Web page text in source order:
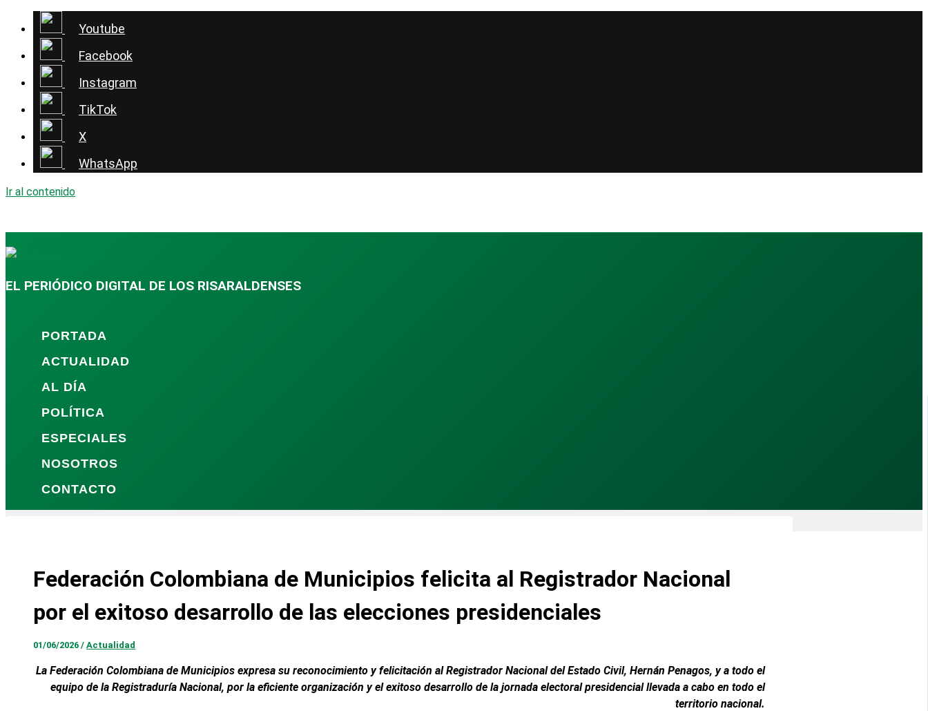
Youtube
Facebook
Instagram
TikTok
X
WhatsApp
Ir al contenido
EL PERIÓDICO DIGITAL DE LOS RISARALDENSES
PORTADA
ACTUALIDAD
AL DÍA
POLÍTICA
ESPECIALES
NOSOTROS
CONTACTO
Federación Colombiana de Municipios felicita al Registrador Nacional
por el exitoso desarrollo de las elecciones presidenciales
01/06/2026 / Actualidad
La Federación Colombiana de Municipios expresa su reconocimiento y felicitación al Registrador Nacional del Estado Civil, Hernán Penagos, y a todo el
equipo de la Registraduría Nacional, por la eficiente organización y el exitoso desarrollo de la jornada electoral presidencial llevada a cabo en todo el
territorio nacional.